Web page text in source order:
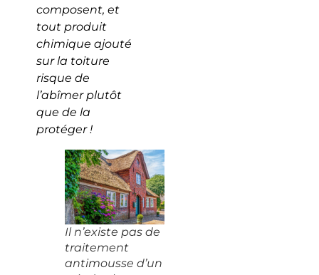
composent, et
tout produit
chimique ajouté
sur la toiture
risque de
l’abîmer plutôt
que de la
protéger !
Il n’existe pas de
traitement
antimousse d’un